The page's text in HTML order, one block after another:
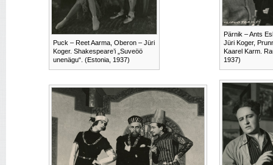
Puck – Reet Aarma, Oberon – Jüri
Koger. Shakespeare’i „Suveöö
unenägu“. (Estonia, 1937)
Pärnik – Ants
Jüri Koger,
Kaarel Karm.
1937)